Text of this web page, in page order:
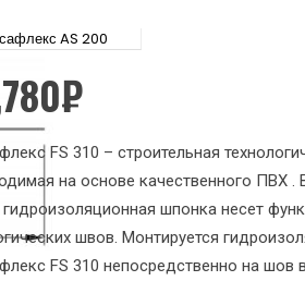
AS 200
₽
FS 310 – строительная
на основе качественного ПВХ .
шпонка несет
швов. Монтируется
FS 310 непосредственно на шов